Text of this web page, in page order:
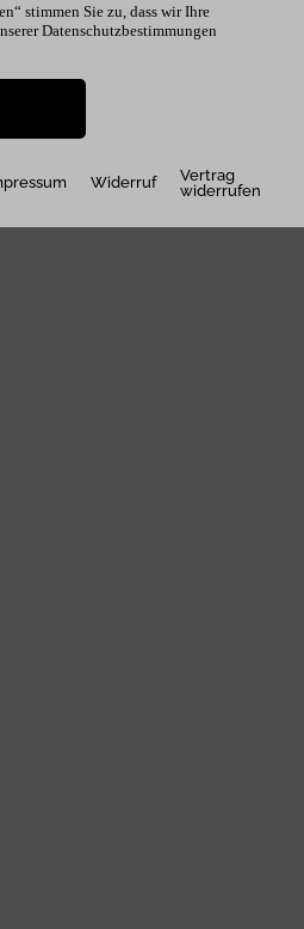
stimmen Sie zu, dass wir Ihre
Datenschutzbestimmungen
Widerruf
Vertrag
widerrufen